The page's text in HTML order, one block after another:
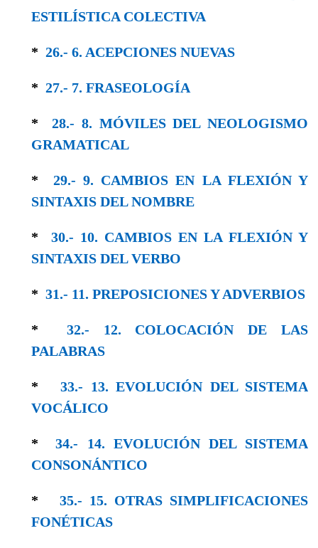
ESTILÍSTICA COLEC­TIVA
* 26.- 6. ACEPCIONES NUEVAS
* 27.- 7. FRASEOLOGÍA
*28.- 8. MÓVILES DEL NEOLOGISMO
GRAMA­TICAL
* 29.- 9. CAMBIOS EN LA FLEXIÓN Y
SINTAXIS DEL NOMBRE
* 30.- 10. CAMBIOS EN LA FLEXIÓN Y
SIN­TAXIS DEL VERBO
* 31.- 11. PREPOSICIONES Y ADVERBIOS
* 32.- 12. COLOCACIÓN DE LAS
PALABRAS
*33.- 13. EVOLUCIÓN DEL SISTEMA
VOCÁLICO
*34.- 14. EVOLUCIÓN DEL SISTEMA
CONSO­NÁNTICO
* 35.- 15. OTRAS SIMPLIFICACIONES
FONÉTICAS